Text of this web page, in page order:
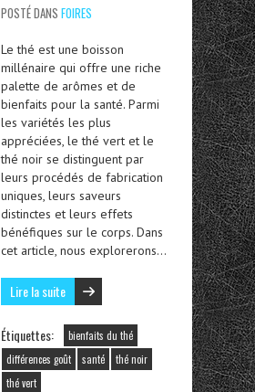
POSTÉ DANS FOIRES
Le thé est une boisson
millénaire qui offre une riche
palette de arômes et de
bienfaits pour la santé. Parmi
les variétés les plus
appréciées, le thé vert et le
thé noir se distinguent par
leurs procédés de fabrication
uniques, leurs saveurs
distinctes et leurs effets
bénéfiques sur le corps. Dans
cet article, nous explorerons…
Lire la suite
Étiquettes:
bienfaits du thé
différences goût
santé
thé noir
thé vert